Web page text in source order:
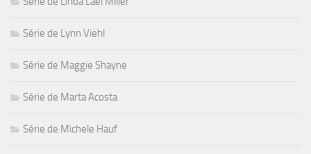
Série de Lynn Viehl
Série de Maggie Shayne
Série de Marta Acosta
Série de Michele Hauf